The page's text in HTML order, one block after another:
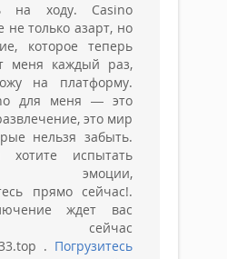
на ходу. Casino
не только азарт, но
которое теперь
меня каждый раз,
на платформу.
для меня — это
это мир
нельзя забыть.
испытать
эмоции,
прямо сейчас!.
ждет вас
сейчас
. Погрузитесь